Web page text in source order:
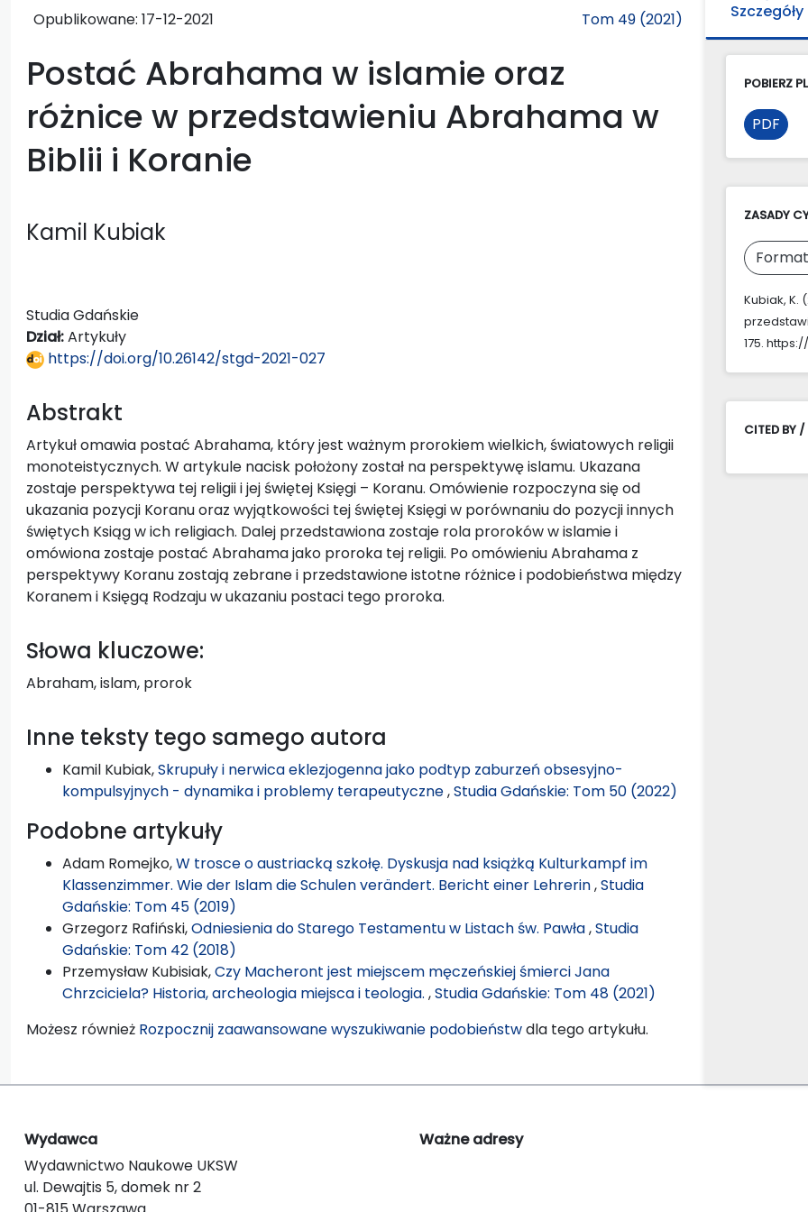
Opublikowane: 17-12-2021 Tom 49 (2021)
Postać Abrahama w islamie oraz
różnice w przedstawieniu Abrahama w
Biblii i Koranie
Kamil Kubiak
Studia Gdańskie
Dział:Artykuły
https://doi.org/10.26142/stgd-2021-027
Abstrakt
Artykuł omawia postać Abrahama, który jest ważnym prorokiem wielkich, światowych religii
monoteistycznych. W artykule nacisk położony został na perspektywę islamu. Ukazana
zostaje perspektywa tej religii i jej świętej Księgi – Koranu. Omówienie rozpoczyna się od
ukazania pozycji Koranu oraz wyjątkowości tej świętej Księgi w porównaniu do pozycji innych
świętych Ksiąg w ich religiach. Dalej przedstawiona zostaje rola proroków w islamie i
omówiona zostaje postać Abrahama jako proroka tej religii. Po omówieniu Abrahama z
perspektywy Koranu zostają zebrane i przedstawione istotne różnice i podobieństwa między
Koranem i Księgą Rodzaju w ukazaniu postaci tego proroka.
Słowa kluczowe:
Abraham, islam, prorok
Inne teksty tego samego autora
Kamil Kubiak,Skrupuły i nerwica eklezjogenna jako podtyp zaburzeń obsesyjno-
kompulsyjnych - dynamika i problemy terapeutyczne,Studia Gdańskie: Tom 50 (2022)
Podobne artykuły
Adam Romejko,W trosce o austriacką szkołę. Dyskusja nad książką Kulturkampf im
Klassenzimmer. Wie der Islam die Schulen verändert. Bericht einer Lehrerin,Studia
Gdańskie: Tom 45 (2019)
Grzegorz Rafiński,Odniesienia do Starego Testamentu w Listach św. Pawła,Studia
Gdańskie: Tom 42 (2018)
Przemysław Kubisiak,Czy Macheront jest miejscem męczeńskiej śmierci Jana
Chrzciciela? Historia, archeologia miejsca i teologia. ,Studia Gdańskie: Tom 48 (2021)
Możesz również Rozpocznij zaawansowane wyszukiwanie podobieństwdla tego artykułu.
Szczegóły
POBIERZ
PDF
ZASADY
Kubiak, K.
175.
CITED BY /
Wydawca
Wydawnictwo Naukowe UKSW
ul. Dewajtis 5, domek nr 2
Ważne adresy